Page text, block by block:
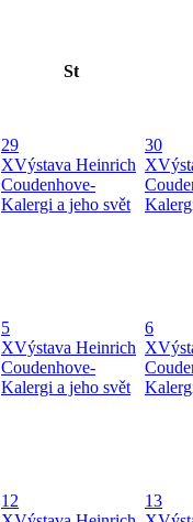
St
29
XVýstava Heinrich
Coudenhove-
Kalergi a jeho svět
30
X
5
XVýstava Heinrich
Coudenhove-
Kalergi a jeho svět
6
X
12
13